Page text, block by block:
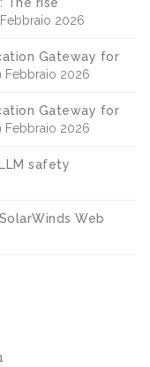
2026
Gateway for
Febbraio 2026
Gateway for
Febbraio 2026
safety
Web